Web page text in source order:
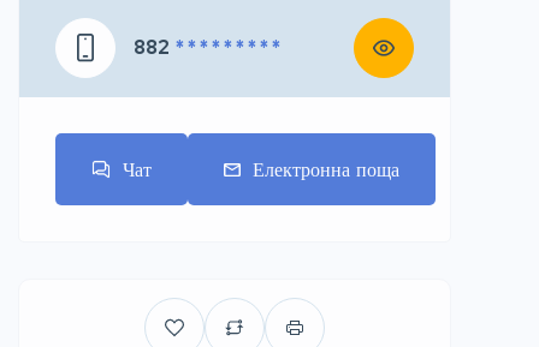
882 * * * * * * * * *
Чат Електронна поща